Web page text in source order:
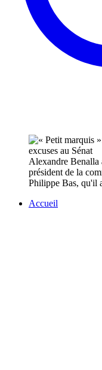
Alexandre Benalla
président de la
Philippe Bas, qu'il
Accueil